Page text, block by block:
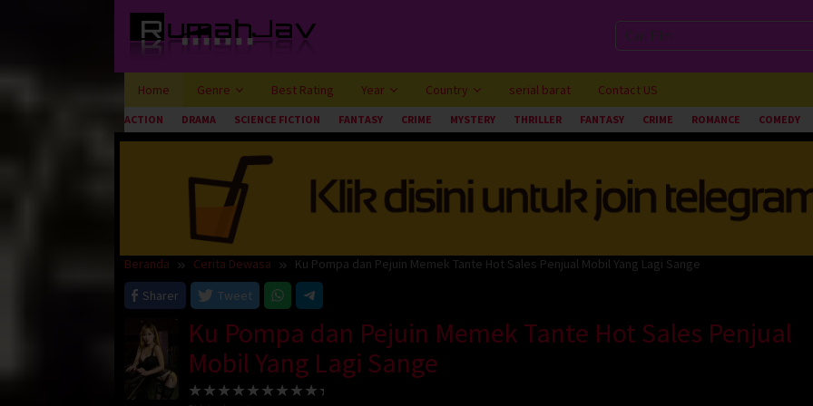
Home Genre Best Rating Year Country serial barat Contact US
ACTION DRAMA SCIENCE FICTION FANTASY CRIME MYSTERY THRILLER FANTASY CRIME ROMANCE COMEDY
Beranda Cerita Dewasa
Ku Pompa dan Pejuin Memek Tante Hot Sales Penjual Mobil Yang Lagi Sange
Sharer
Tweet
Ku Pompa dan Pejuin Memek Tante Hot Sales Penjual
Mobil Yang Lagi Sange